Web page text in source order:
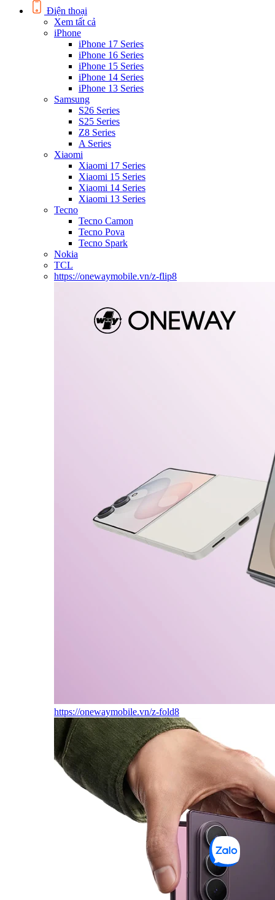
Điện thoại
Xem tất cả
iPhone
iPhone 17 Series
iPhone 16 Series
iPhone 15 Series
iPhone 14 Series
iPhone 13 Series
Samsung
S26 Series
S25 Series
Z8 Series
A Series
Xiaomi
Xiaomi 17 Series
Xiaomi 15 Series
Xiaomi 14 Series
Xiaomi 13 Series
Tecno
Tecno Camon
Tecno Pova
Tecno Spark
Nokia
TCL
https://onewaymobile.vn/z-flip8
https://onewaymobile.vn/z-fold8